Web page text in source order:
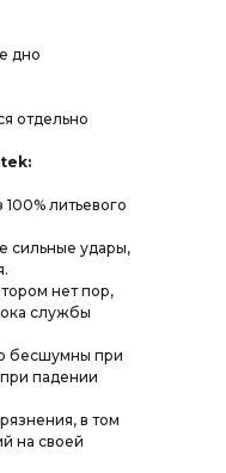
дно
отдельно
литьевого
сильные удары,
нет пор,
службы
бесшумны при
падении
в том
на своей